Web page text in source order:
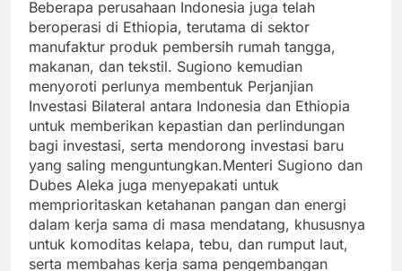
Beberapa perusahaan Indonesia juga telah
beroperasi di Ethiopia, terutama di sektor
manufaktur produk pembersih rumah tangga,
makanan, dan tekstil. Sugiono kemudian
menyoroti perlunya membentuk Perjanjian
Investasi Bilateral antara Indonesia dan Ethiopia
untuk memberikan kepastian dan perlindungan
bagi investasi, serta mendorong investasi baru
yang saling menguntungkan.Menteri Sugiono dan
Dubes Aleka juga menyepakati untuk
memprioritaskan ketahanan pangan dan energi
dalam kerja sama di masa mendatang, khususnya
untuk komoditas kelapa, tebu, dan rumput laut,
serta membahas kerja sama pengembangan